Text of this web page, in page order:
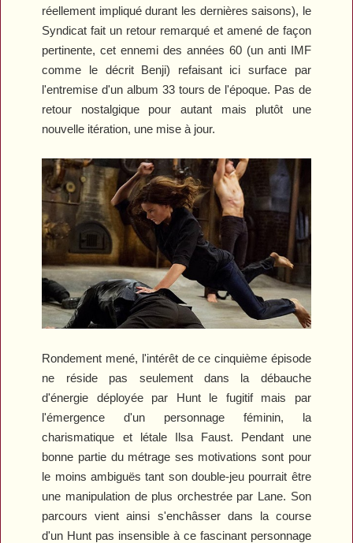
réellement impliqué durant les dernières saisons), le
Syndicat fait un retour remarqué et amené de façon
pertinente, cet ennemi des années 60 (un anti IMF
comme le décrit Benji) refaisant ici surface par
l'entremise d'un album 33 tours de l'époque. Pas de
retour nostalgique pour autant mais plutôt une
nouvelle itération, une mise à jour.
Rondement mené, l'intérêt de ce cinquième épisode
ne réside pas seulement dans la débauche
d'énergie déployée par Hunt le fugitif mais par
l'émergence d'un personnage féminin, la
charismatique et létale Ilsa Faust. Pendant une
bonne partie du métrage ses motivations sont pour
le moins ambiguës tant son double-jeu pourrait être
une manipulation de plus orchestrée par Lane. Son
parcours vient ainsi s'enchâsser dans la course
d'un Hunt pas insensible à ce fascinant personnage